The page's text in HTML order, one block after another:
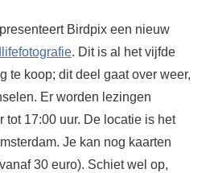
Birdpix een nieuw
. Dit is al het vijfde
te koop; dit deel gaat over weer,
Er worden lezingen
tot 17:00 uur. De locatie is het
Je kan nog kaarten
30 euro). Schiet wel op,